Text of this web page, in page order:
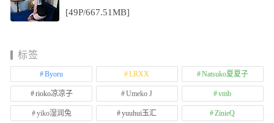
[49P/667.51MB]
标签
Byoru LRXX Natsuko夏夏子
rioko凉凉子 Umeko J vmb
yiko湿润兔 yuuhui玉汇 ZinieQ